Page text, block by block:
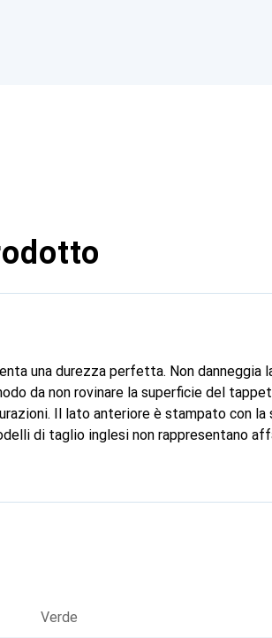
una durezza perfetta. Non danneggia
da non rovinare la superficie del
Il lato anteriore è stampato con la
di taglio inglesi non rappresentano
Verde